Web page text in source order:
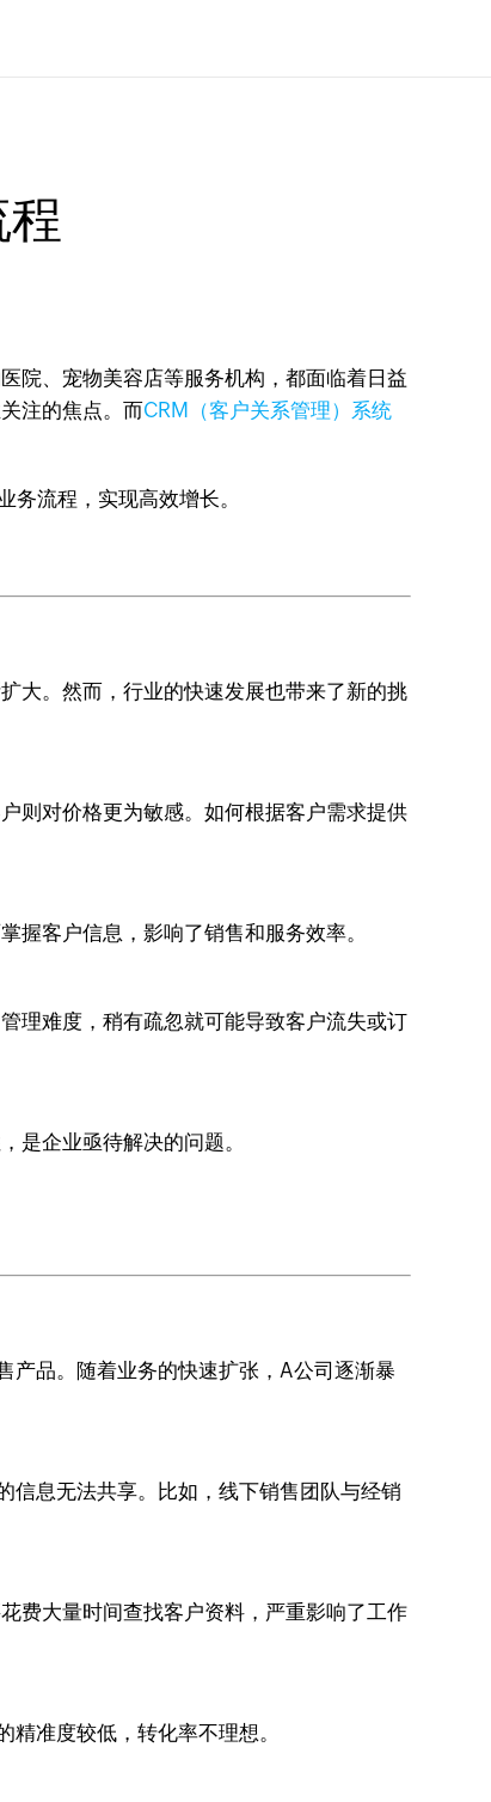
院、宠物美容店等服务机构，都面临着日益
注的焦点。而CRM（客户关系管理）系统
流程，实现高效增长。
大。然而，行业的快速发展也带来了新的挑
则对价格更为敏感。如何根据客户需求提供
握客户信息，影响了销售和服务效率。
理难度，稍有疏忽就可能导致客户流失或订
是企业亟待解决的问题。
产品。随着业务的快速扩张，A公司逐渐暴
信息无法共享。比如，线下销售团队与经销
费大量时间查找客户资料，严重影响了工作
准度较低，转化率不理想。